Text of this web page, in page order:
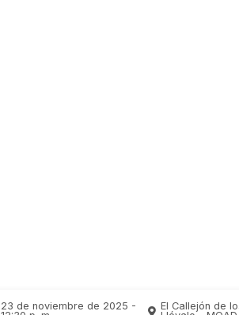
23 de noviembre de 2025 -
El Callejón de